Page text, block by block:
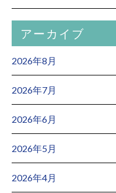
アーカイブ
2026年8月
2026年7月
2026年6月
2026年5月
2026年4月